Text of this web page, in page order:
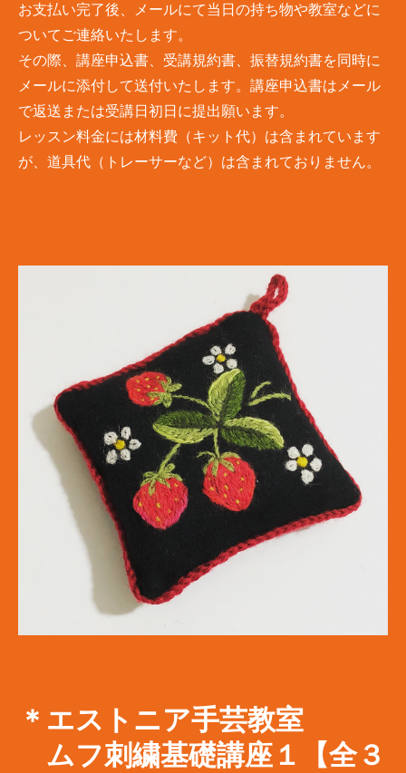
お支払い完了後、メールにて当日の持ち物や教室などに
ついてご連絡いたします。
その際、講座申込書、受講規約書、振替規約書を同時に
メールに添付して送付いたします。講座申込書はメール
で返送または受講日初日に提出願います。​
レッスン料金には材料費（キット代）は含まれています
が、道具代（トレーサーなど）は含まれておりません。
＊エストニア手芸教室
​ ムフ刺繍基礎講座１【全３